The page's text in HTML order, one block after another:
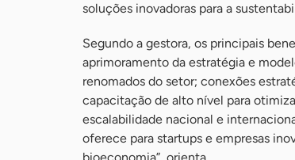
soluções inovadoras para a
Segundo a gestora, os principais
aprimoramento da estratégia e
renomados do setor; conexões
capacitação de alto nível para
escalabilidade nacional e
oferece para startups e empresas